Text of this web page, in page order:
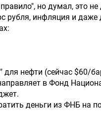
рубля, инфляция и
для нефти (сейчас $60/
в Фонд
деньги из ФНБ на